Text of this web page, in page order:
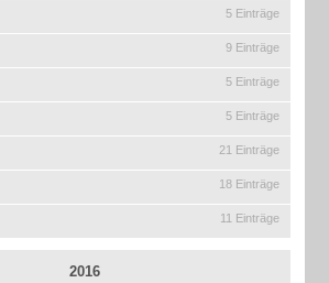
5 Einträge
9 Einträge
5 Einträge
5 Einträge
21 Einträge
18 Einträge
11 Einträge
2016